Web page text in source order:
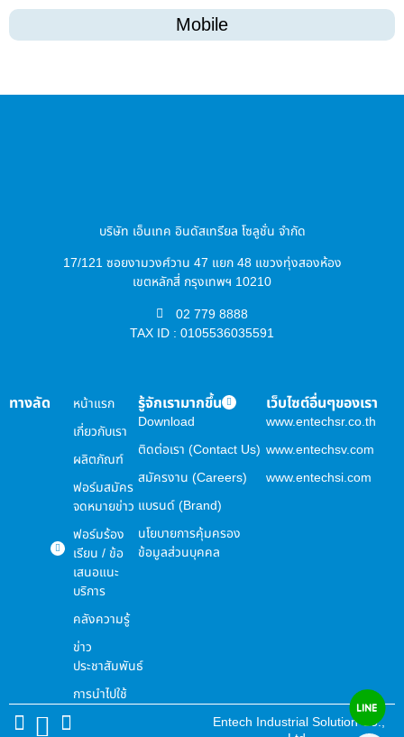
Mobile
บริษัท เอ็นเทค อินดัสเทรียล โซลูชั่น จำกัด
17/121 ซอยงามวงศ์วาน 47 แยก 48 แขวงทุ่งสองห้อง
เขตหลักสี่ กรุงเทพฯ 10210
02 779 8888
TAX ID : 0105536035591
ทางลัด
หน้าแรก
เกี่ยวกับเรา
ผลิตภัณฑ์
ฟอร์มสมัคร
จดหมายข่าว
ฟอร์มร้อง
เรียน / ข้อ
เสนอแนะ
บริการ
คลังความรู้
ข่าว
ประชาสัมพันธ์
การนำไปใช้
รู้จักเรามากขึ้น
Download
ติดต่อเรา (Contact Us)
สมัครงาน (Careers)
แบรนด์ (Brand)
นโยบายการคุ้มครอง
ข้อมูลส่วนบุคคล
เว็บไซต์อื่นๆของเรา
www.entechsr.co.th
www.entechsv.com
www.entechsi.com
Entech Industrial Solution Co.,